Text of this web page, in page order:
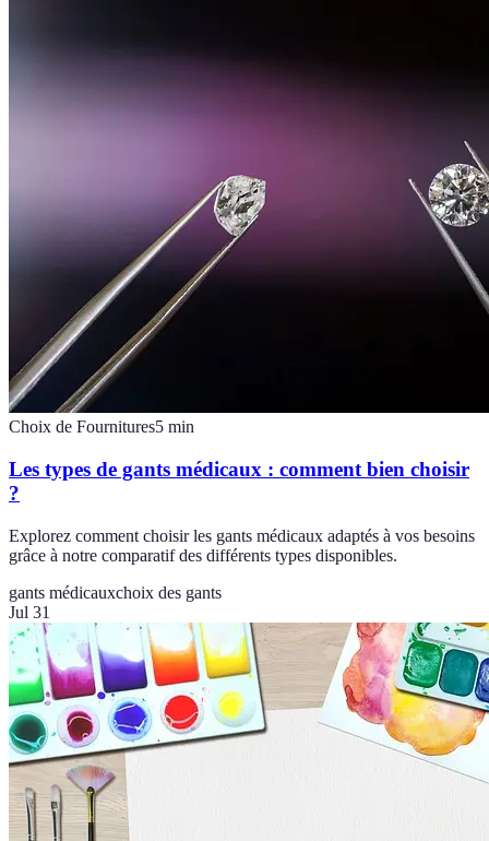
Choix de Fournitures5 min
Les types de gants médicaux : comment bien choisir
?
Explorez comment choisir les gants médicaux adaptés à vos besoins
grâce à notre comparatif des différents types disponibles.
gants médicauxchoix des gants
Jul 31